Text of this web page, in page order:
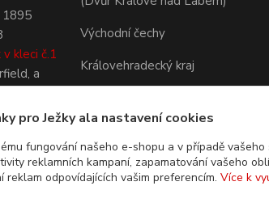
1895
kleci č.1
a
Východní čechy
Královehradecký kraj
pro Ježky ala nastavení cookies
fungování našeho e-shopu a v případě
reklamních kampaní, zapamatování vašeho
reklam odpovídajících vašim preferencím. Více k